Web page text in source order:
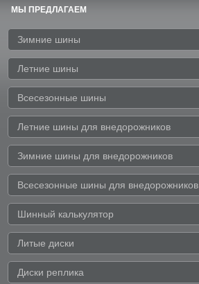
МЫ ПРЕДЛАГАЕМ
Зимние шины
Летние шины
Всесезонные шины
Летние шины для внедорожников
Зимние шины для внедорожников
Всесезонные шины для внедорожников
Шинный калькулятор
Литые диски
Диски реплика